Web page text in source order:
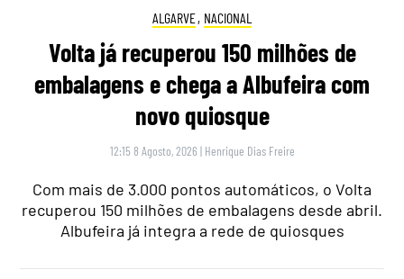
ALGARVE, NACIONAL
Volta já recuperou 150 milhões de
embalagens e chega a Albufeira com
novo quiosque
12:15 8 Agosto, 2026 | Henrique Dias Freire
Com mais de 3.000 pontos automáticos, o Volta
recuperou 150 milhões de embalagens desde abril.
Albufeira já integra a rede de quiosques